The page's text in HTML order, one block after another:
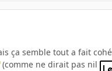
ça semble tout a fait
(comme ne dirait pas nil